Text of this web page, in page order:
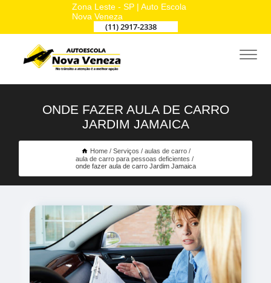
Zona Leste - SP | Auto Escola
Nova Veneza
(11) 2917-2338
ONDE FAZER AULA DE CARRO
JARDIM JAMAICA
Home Serviços
aulas de carro
aula de carro para pessoas deficientes
onde fazer aula de carro Jardim Jamaica